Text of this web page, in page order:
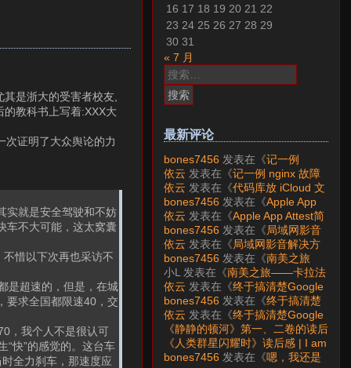
是浙大的受害者校友,
教科书上写着:XXX大
次证明了大众舆论的力
实就是安全驾驶和不妨
车不大可能，这太窝囊
惜以下次再也采访不
是超速的，但是，在城
要求全国都限速40，交
，我个人不是很认可
“快”的感觉的。这台车
全力刹车，那速度应
16 17 18 19 20 21 22
23 24 25 26 27 28 29
30 31
« 7 月
搜
索：
最新评论
bones7456 发表在《记一例
nginx 故障分析》
依云 发表在《记一例 nginx 故障
分析 》
依云 发表在《代码库放 iCloud 文
件夹会怎样？》
bones7456 发表在《Apple App
Attest简介》
依云 发表在《Apple App Attest简
介》
bones7456 发表在《局域网影音
解决方案——Jellyfin》
依云 发表在《局域网影音解决方
案——Jellyfin》
bones7456 发表在《南美之旅
——卡拉法特看莫雷诺大冰川》
小L 发表在《南美之旅——卡拉法
特看莫雷诺大冰川》
依云 发表在《终于搞清楚Google
账号的所属国家的逻辑了》
bones7456 发表在《终于搞清楚
Google账号的所属国家的逻辑
了》
依云 发表在《终于搞清楚Google
账号的所属国家的逻辑了》
《静静的顿河》第一、二卷的读后
感 | I am LAZY bones?发表在
《《人类群星闪耀时》读后感》
《人类群星闪耀时》读后感 | I am
LAZY bones?发表在《
《显微镜
bones7456 发表在《嗯，我还是